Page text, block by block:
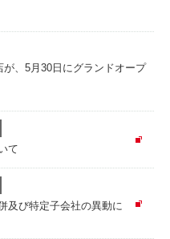
、5月30日にグランドオープ
て
及び特定子会社の異動に